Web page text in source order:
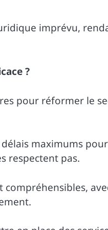
imprévu,
?
pour réformer le
maximums
respectent pas.